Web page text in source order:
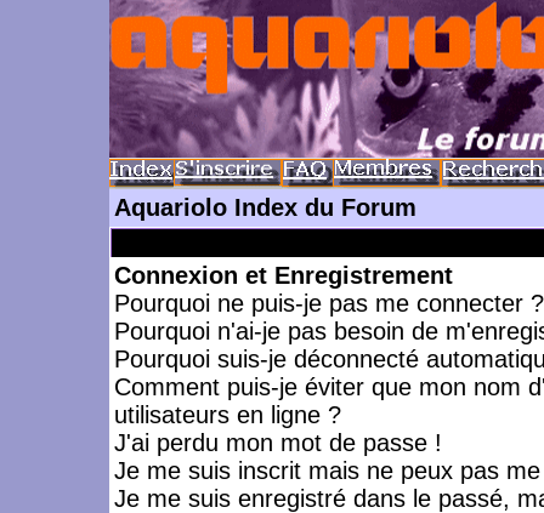
Aquariolo Index du Forum
Connexion et Enregistrement
Pourquoi ne puis-je pas me connecter ?
Pourquoi n'ai-je pas besoin de
Pourquoi suis-je déconnecté
Comment puis-je éviter que mon nom
utilisateurs en ligne ?
J'ai perdu mon mot de passe !
Je me suis inscrit mais ne peux pas
Je me suis enregistré dans le passé,